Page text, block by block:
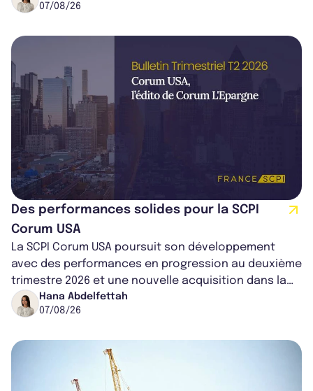
07/08/26
Des performances solides pour la SCPI
Corum USA
La SCPI Corum USA poursuit son développement
avec des performances en progression au deuxième
trimestre 2026 et une nouvelle acquisition dans la
région de Chicago. Entre hausse de...
Hana Abdelfettah
07/08/26